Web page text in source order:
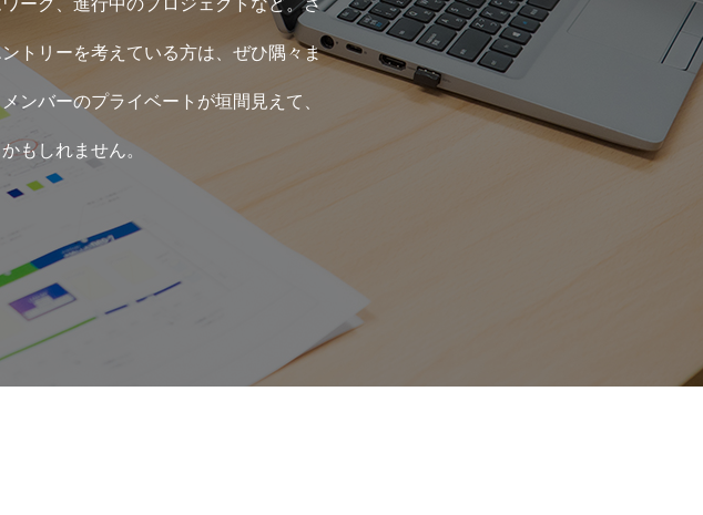
ーク、進行中のプロジェクトなど。さ
トリーを考えている方は、ぜひ隅々ま
ンバーのプライベートが垣間見えて、
もしれません。